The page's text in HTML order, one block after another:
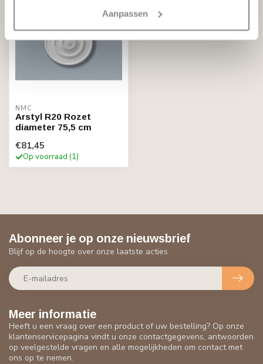
Aanpassen
NMC
Arstyl R20 Rozet
diameter 75,5 cm
€81,45
Op voorraad (1)
Meer informatie
Heeft u een vraag over een product of uw bestelling? Op onze
klantenservicepagina vindt u onze contactgegevens, antwoorden
op veelgestelde vragen en alle mogelijkheden om contact met
ons op te nemen.
Abonneer je op onze nieuwsbrief
Blijf op de hoogte over onze laatste acties